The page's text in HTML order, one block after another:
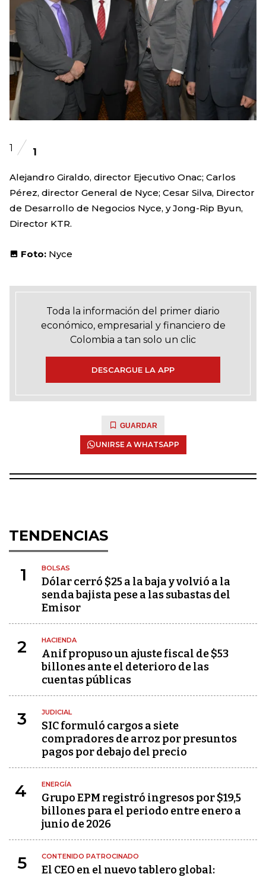
1 1
Alejandro Giraldo, director Ejecutivo Onac; Carlos
Pérez, director General de Nyce; Cesar Silva, Director
de Desarrollo de Negocios Nyce, y Jong-Rip Byun,
Director KTR.
Foto: Nyce
Toda la información del primer diario
económico, empresarial y financiero de
Colombia a tan solo un clic
DESCARGUE LA APP
GUARDAR
UNIRSE A WHATSAPP
TENDENCIAS
1 BOLSAS
Dólar cerró $25 a la baja y volvió a la
senda bajista pese a las subastas del
Emisor
2 HACIENDA
Anif propuso un ajuste fiscal de $53
billones ante el deterioro de las
cuentas públicas
3 JUDICIAL
SIC formuló cargos a siete
compradores de arroz por presuntos
pagos por debajo del precio
4 ENERGÍA
Grupo EPM registró ingresos por $19,5
billones para el periodo entre enero a
junio de 2026
5 CONTENIDO PATROCINADO
El CEO en el nuevo tablero global: